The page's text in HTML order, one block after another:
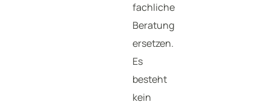
fachliche
Beratung
ersetzen.
Es
besteht
kein